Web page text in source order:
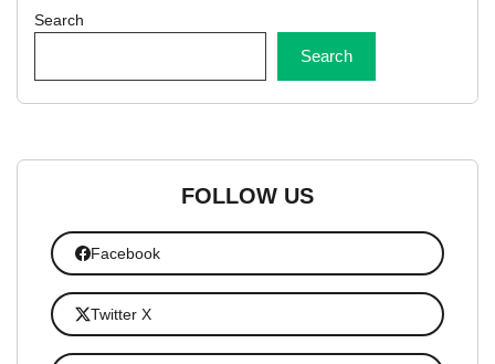
Search
Search
FOLLOW US
Facebook
Twitter X